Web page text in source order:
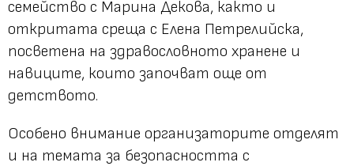
семейство с Марина Декова, както и
откритата среща с Елена Петрелийска,
посветена на здравословното хранене и
навиците, които започват още от
детството.
Особено внимание организаторите отделят
и на темата за безопасността с